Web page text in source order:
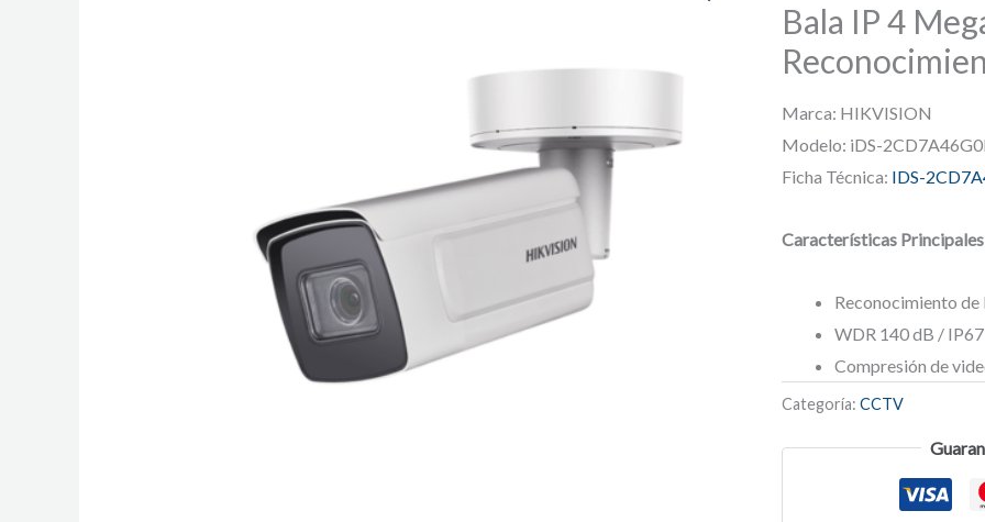
Bala IP 4
Marca: HIKVISION
Modelo: iDS-
Ficha Técnica: IDS-
Características
Reconocimiento
WDR 140 dB /
Compresión de
Categoría:CCTV